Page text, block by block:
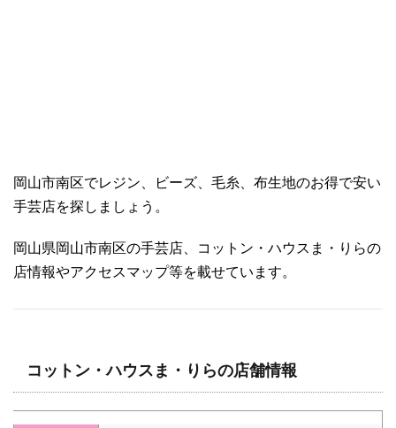
岡山市南区でレジン、ビーズ、毛糸、布生地のお得で安い
手芸店を探しましょう。
岡山県岡山市南区の手芸店、コットン・ハウスま・りらの
店情報やアクセスマップ等を載せています。
コットン・ハウスま・りらの店舗情報